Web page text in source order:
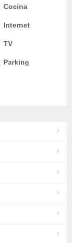
Cocina
Internet
TV
Parking